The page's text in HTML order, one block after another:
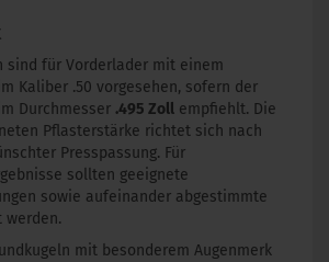
sind für Vorderlader mit einem
Kaliber .50 vorgesehen, sofern der
Durchmesser .495 Zoll empfiehlt. Die
Pflasterstärke richtet sich nach
Presspassung. Für
sollten geeignete
sowie aufeinander abgestimmte
werden.
mit besonderem Augenmerk